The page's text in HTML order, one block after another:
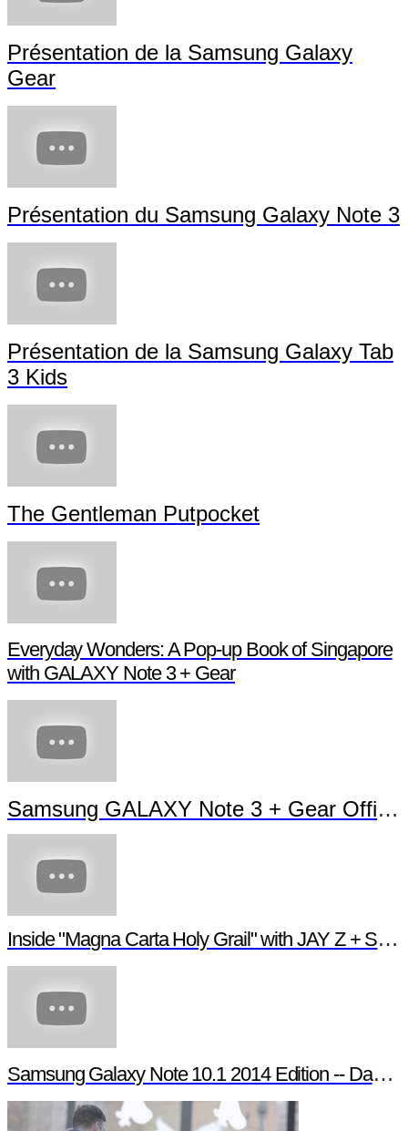
Présentation de la Samsung Galaxy
Gear
Présentation du Samsung Galaxy Note 3
Présentation de la Samsung Galaxy Tab
3 Kids
The Gentleman Putpocket
Everyday Wonders: A Pop-up Book of Singapore
with GALAXY Note 3 + Gear
Samsung GALAXY Note 3 + Gear Official TVC
Inside "Magna Carta Holy Grail" with JAY Z + Samsung
Samsung Galaxy Note 10.1 2014 Edition -- Day in the Life